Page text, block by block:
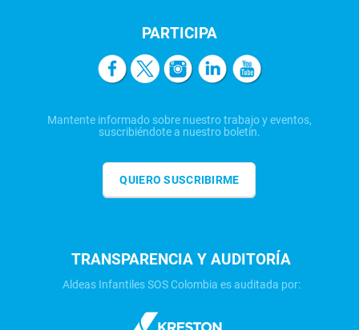
PARTICIPA
Mantente informado sobre nuestro trabajo y eventos,
suscribiéndote a nuestro boletín.
QUIERO SUSCRIBIRME
TRANSPARENCIA Y AUDITORÍA
Aldeas Infantiles SOS Colombia es auditada por: